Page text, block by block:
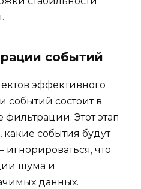
событий
эффективного
событий состоит в
Этот этап
какие события будут
игнорироваться, что
шума и
данных.